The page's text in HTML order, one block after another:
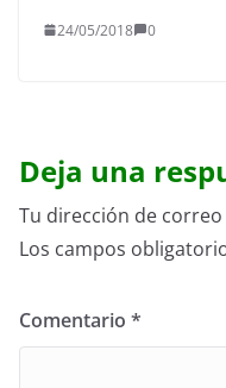
24/05/2018 0
Deja una
Tu dirección de
Los campos
Comentario *